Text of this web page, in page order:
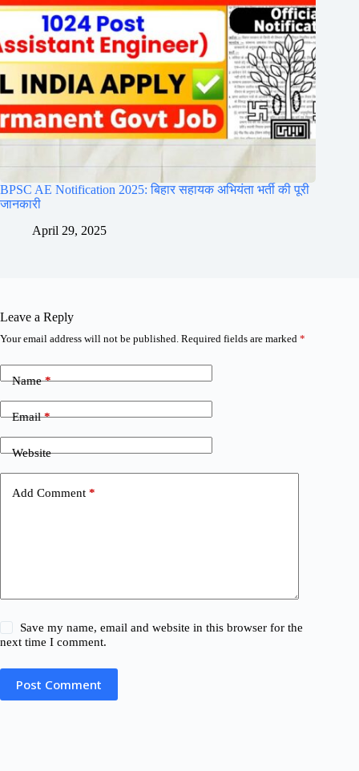
BPSC AE Notification 2025: बिहार सहायक अभियंता भर्ती की पूरी
जानकारी
April 29, 2025
Leave a Reply
Your email address will not be published. Required fields are marked *
Name*
Email*
Website
Add Comment *
Save my name, email and website in this browser for the
next time I comment.
Post Comment